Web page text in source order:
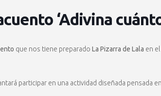
‘Adivina
que nos tiene preparado La Pizarra de Lala en
participar en una actividad diseñada pensada